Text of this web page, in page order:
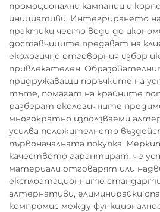
промоционални кампании и
инициативи. Интегрирането
практики често води до
доставчиците предават на
екологично отговорния избор
привлекателен.
придружаващи поръчките на
тъте, помагат на крайните
разберат екологичните
многократно използваеми
усилва положителното
първоначалната покупка.
качеството гарантират, че
материали отговарят или
експлоатационните
алтернативи, елиминирайки
компромис между